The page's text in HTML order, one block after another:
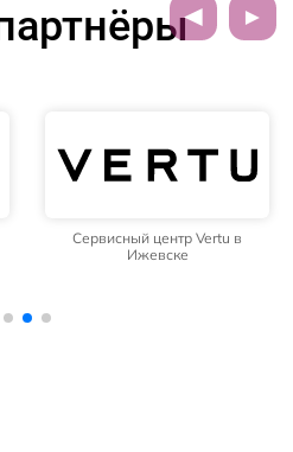
Сервисный центр Vertu в
Ижевске